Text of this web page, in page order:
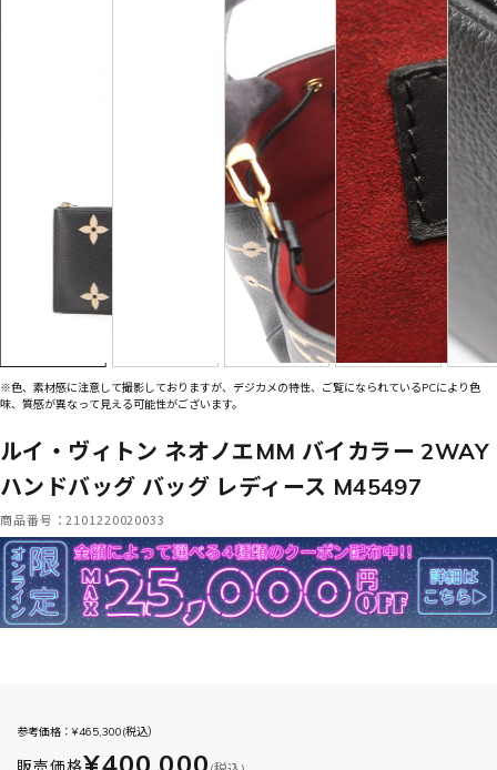
※色、素材感に注意して撮影しておりますが、デジカメの特性、ご覧になられているPCにより色
味、質感が異なって見える可能性がございます。
ルイ・ヴィトン ネオノエMM バイカラー 2WAY
ハンドバッグ バッグ レディース M45497
商品番号：2101220020033
参考価格：¥465,300(税込）